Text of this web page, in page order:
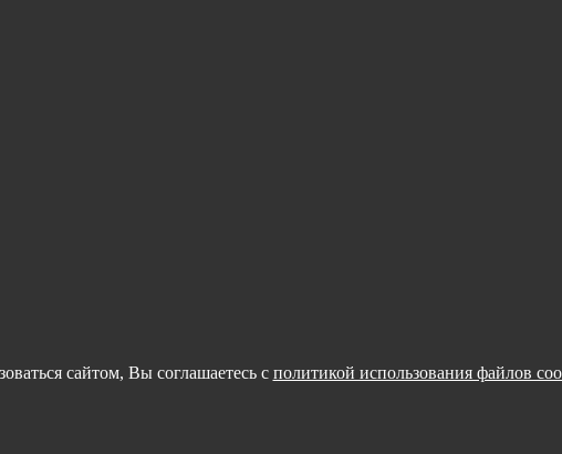
сайтом, Вы соглашаетесь с политикой использования файлов